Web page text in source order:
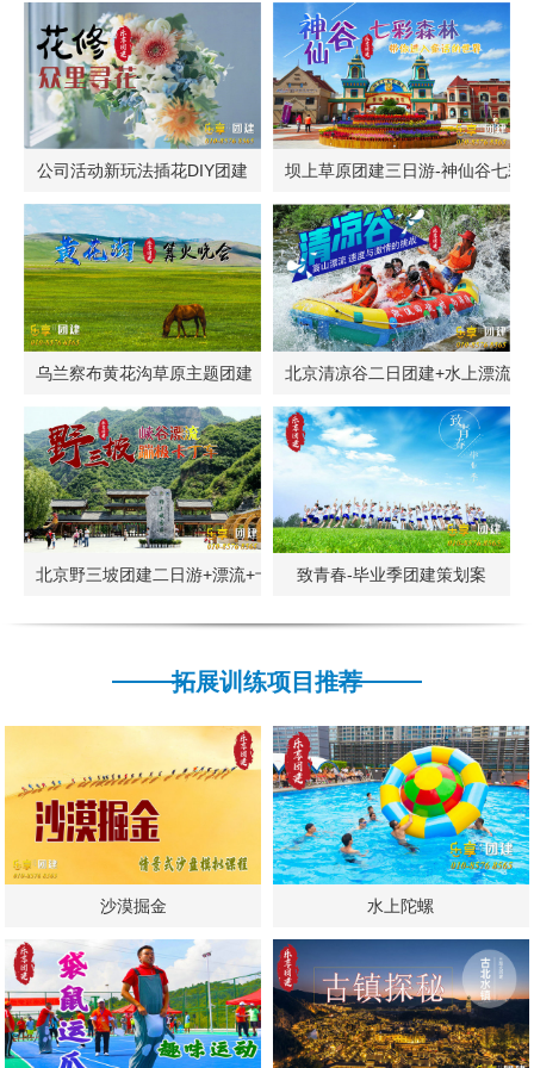
公司活动新玩法插花DIY团建 坝上草原团建三日游-神仙谷七彩
乌兰察布黄花沟草原主题团建 北京清凉谷二日团建+水上漂流+
北京野三坡团建二日游+漂流+卡丁车+烧烤致青春-毕业季团建策划案
拓展训练项目推荐
沙漠掘金 水上陀螺